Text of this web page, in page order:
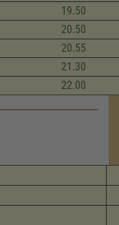
19.50
20.50
20.55
21.30
22.00